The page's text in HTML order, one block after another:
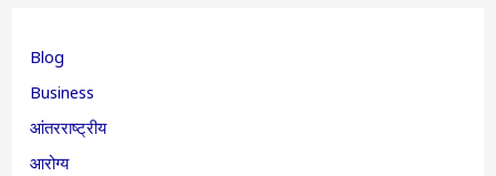
Blog
Business
आंतरराष्ट्रीय
आरोग्य